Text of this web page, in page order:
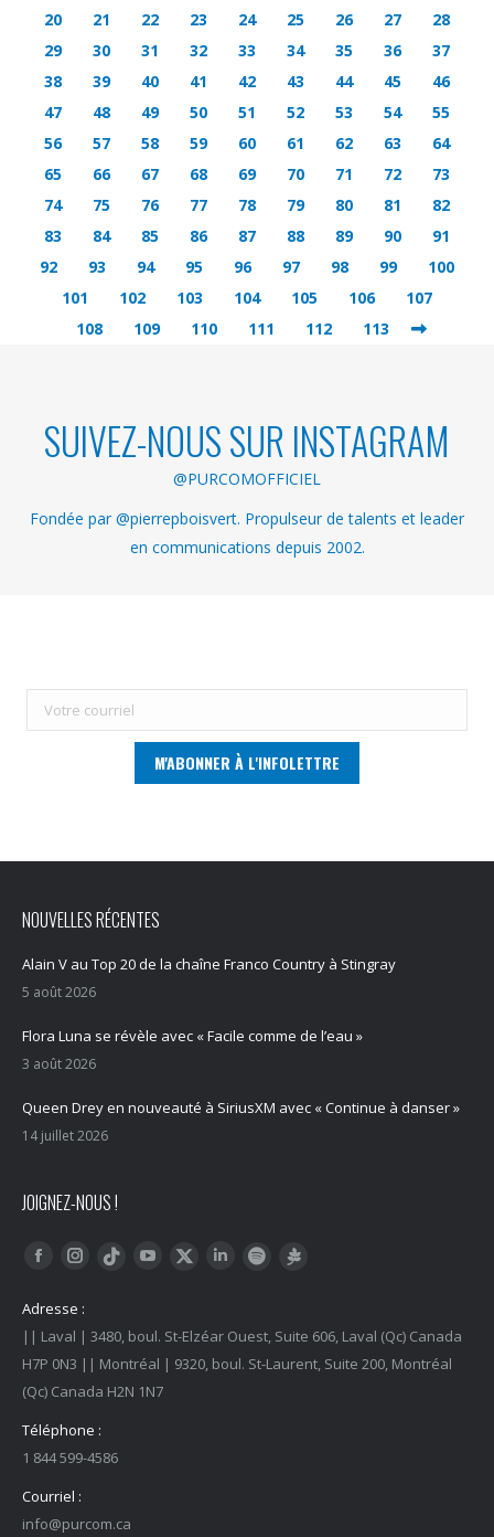
20
21 22 23 24 25 26 27
28
29
30 31 32 33 34 35 36
37
38
39 40 41 42 43 44 45
46
47
48 49 50 51 52 53 54
55
56
57 58 59 60 61 62 63
64
65
66 67 68 69 70 71 72
73
74
75 76 77 78 79 80 81
82
83
84 85 86 87 88 89 90
91
92
93 94 95 96 97 98 99
100
101
102 103 104 105 106
107
108
109 110 111 112 113
SUIVEZ-NOUS SUR INSTAGRAM
@PURCOMOFFICIEL
Fondée par @pierrepboisvert. Propulseur de talents et leader
en communications depuis 2002.
NOUVELLES RÉCENTES
Alain V au Top 20 de la chaîne Franco Country à Stingray
5 août 2026
Flora Luna se révèle avec « Facile comme de l’eau »
3 août 2026
Queen Drey en nouveauté à SiriusXM avec « Continue à danser »
14 juillet 2026
JOIGNEZ-NOUS !
Trouvez nous sur :
FacebookInstagram
Tiktok YouTubeTwitter LinkedInSpotify
Adresse :
|| Laval | 3480, boul. St-Elzéar Ouest, Suite 606, Laval (Qc) Canada
H7P 0N3 || Montréal | 9320, boul. St-Laurent, Suite 200, Montréal
(Qc) Canada H2N 1N7
Téléphone :
1 844 599-4586
Courriel :
info@purcom.ca